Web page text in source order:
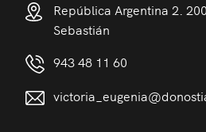
República Argentina 2.
Sebastián
943 48 11 60